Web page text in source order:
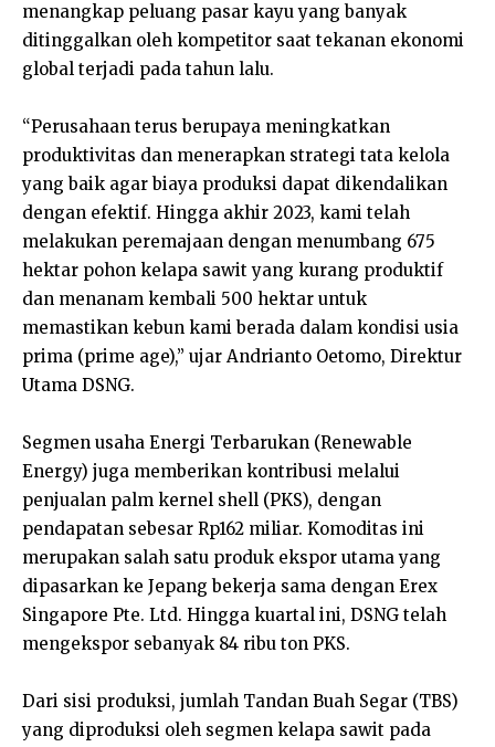
menangkap peluang pasar kayu yang banyak
ditinggalkan oleh kompetitor saat tekanan ekonomi
global terjadi pada tahun lalu.
“Perusahaan terus berupaya meningkatkan
produktivitas dan menerapkan strategi tata kelola
yang baik agar biaya produksi dapat dikendalikan
dengan efektif. Hingga akhir 2023, kami telah
melakukan peremajaan dengan menumbang 675
hektar pohon kelapa sawit yang kurang produktif
dan menanam kembali 500 hektar untuk
memastikan kebun kami berada dalam kondisi usia
prima (prime age),” ujar Andrianto Oetomo, Direktur
Utama DSNG.
Segmen usaha Energi Terbarukan (Renewable
Energy) juga memberikan kontribusi melalui
penjualan palm kernel shell (PKS), dengan
pendapatan sebesar Rp162 miliar. Komoditas ini
merupakan salah satu produk ekspor utama yang
dipasarkan ke Jepang bekerja sama dengan Erex
Singapore Pte. Ltd. Hingga kuartal ini, DSNG telah
mengekspor sebanyak 84 ribu ton PKS.
Dari sisi produksi, jumlah Tandan Buah Segar (TBS)
yang diproduksi oleh segmen kelapa sawit pada